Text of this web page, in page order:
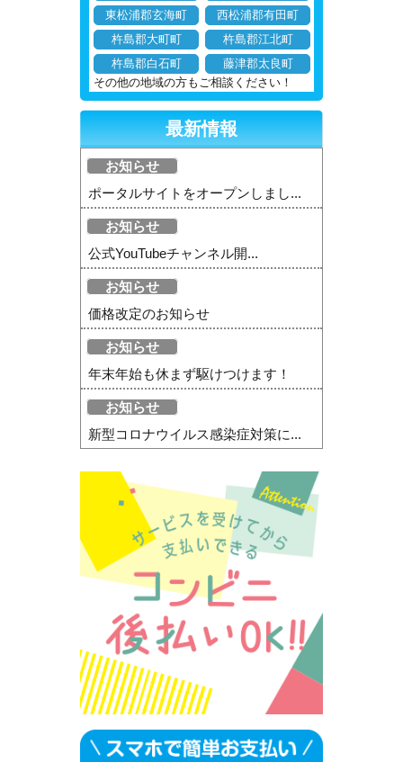
東松浦郡玄海町
西松浦郡有田町
杵島郡大町町
杵島郡江北町
杵島郡白石町
藤津郡太良町
その他の地域の方もご相談ください！
最新情報
お知らせ
ポータルサイトをオープンしまし...
お知らせ
公式YouTubeチャンネル開...
お知らせ
価格改定のお知らせ
お知らせ
年末年始も休まず駆けつけます！
お知らせ
新型コロナウイルス感染症対策に...